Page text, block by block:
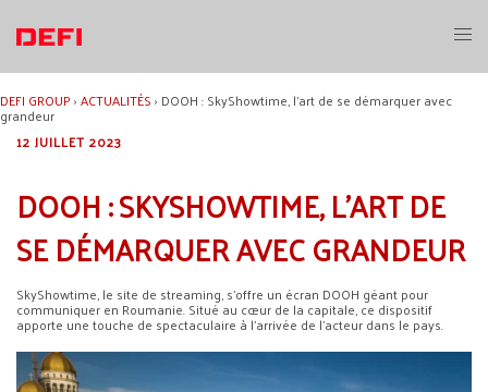
contenu
DEFI GROUP›ACTUALITÉS› DOOH : SkyShowtime, l’art de se démarquer avec
grandeur
12 JUILLET 2023
DOOH : SKYSHOWTIME, L’ART DE
SE DÉMARQUER AVEC GRANDEUR
SkyShowtime, le site de streaming, s’offre un écran DOOH géant pour
communiquer en Roumanie. Situé au cœur de la capitale, ce dispositif
apporte une touche de spectaculaire à l’arrivée de l’acteur dans le pays.